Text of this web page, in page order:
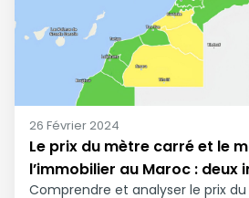
26 Février 2024
Le prix du mètre carré et le
l’immobilier au Maroc : deux
Comprendre et analyser le prix